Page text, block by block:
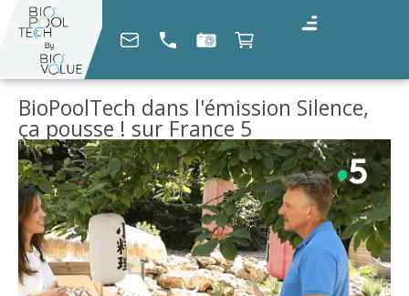
BioPoolTech dans l'émission Silence,
ça pousse ! sur France 5